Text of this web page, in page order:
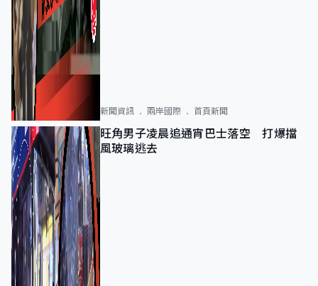
新聞資訊 兩岸國際 首頁新聞
旺角男子凌晨追通宵巴士落空 打爆擋
風玻璃逃去